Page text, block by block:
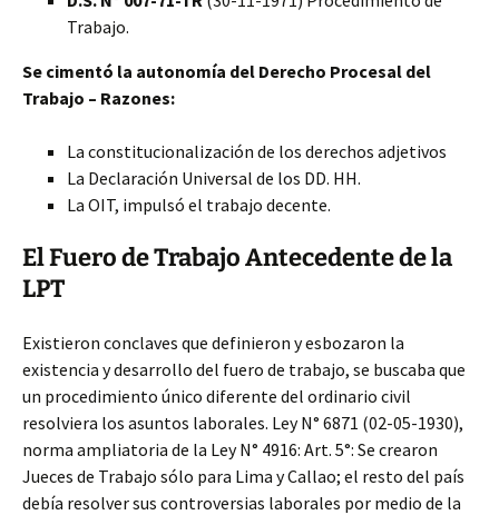
Trabajo.
Se cimentó la autonomía del Derecho Procesal del
Trabajo – Razones:
La constitucionalización de los derechos adjetivos
La Declaración Universal de los DD. HH.
La OIT, impulsó el trabajo decente.
El Fuero de Trabajo Antecedente de la
LPT
Existieron conclaves que definieron y esbozaron la
existencia y desarrollo del fuero de trabajo, se buscaba que
un procedimiento único diferente del ordinario civil
resolviera los asuntos laborales. Ley N° 6871 (02-05-1930),
norma ampliatoria de la Ley N° 4916: Art. 5°: Se crearon
Jueces de Trabajo sólo para Lima y Callao; el resto del país
debía resolver sus controversias laborales por medio de la